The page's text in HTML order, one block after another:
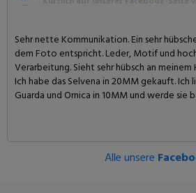
Sehr nette Kommunikation. Ein sehr
dem Foto entspricht. Leder, Motif und
Verarbeitung. Sieht sehr hübsch an
Ich habe das Selvena in 20MM gekauft. Ich
Guarda und Ornica in 10MM und werde sie
Alle unsere